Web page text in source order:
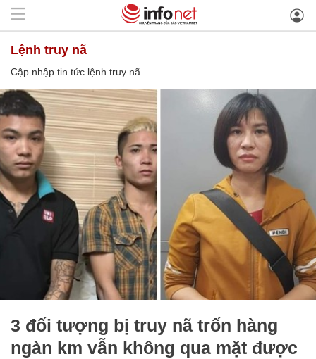
lệnh truy nã
Cập nhập tin tức lệnh truy nã
3 đối tượng bị truy nã trốn hàng
ngàn km vẫn không qua mặt được